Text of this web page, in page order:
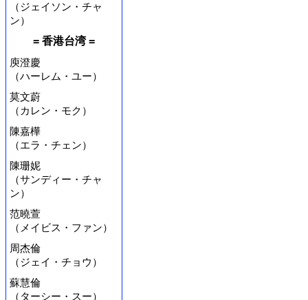
（ジェイソン・チャ
ン）
= 香港台湾 =
庾澄慶
（ハーレム・ユー）
莫文蔚
（カレン・モク）
陳嘉樺
（エラ・チェン）
陳珊妮
（サンディー・チャ
ン）
范曉萱
（メイビス・ファン）
周杰倫
（ジェイ・チョウ）
蘇慧倫
（ターシー・スー）